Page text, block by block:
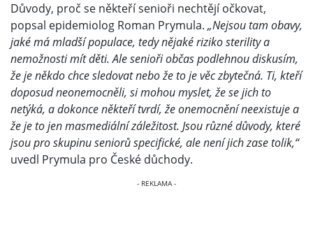
Důvody, proč se někteří senioři nechtějí očkovat,
popsal epidemiolog Roman Prymula.„Nejsou tam obavy,
jaké má mladší populace, tedy nějaké riziko sterility a
nemožnosti mít děti. Ale senioři občas podlehnou diskusím,
že je někdo chce sledovat nebo že to je věc zbytečná. Ti, kteří
doposud neonemocněli, si mohou myslet, že se jich to
netýká, a dokonce někteří tvrdí, že onemocnění neexistuje a
že je to jen masmediální záležitost. Jsou různé důvody, které
jsou pro skupinu seniorů specifické, ale není jich zase tolik,“
uvedl Prymula pro České důchody.